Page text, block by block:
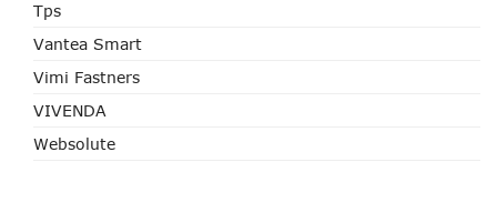
Tps
Vantea Smart
Vimi Fastners
VIVENDA
Websolute